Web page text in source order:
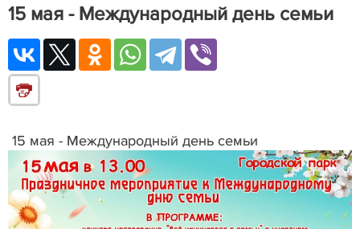
15 мая - Международный день семьи
15 мая - Международный день семьи